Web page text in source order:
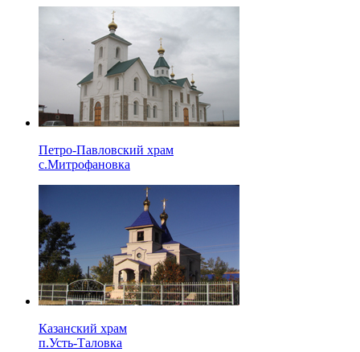
Петро-Павловский храм
с.Митрофановка
Казанский храм
п.Усть-Таловка